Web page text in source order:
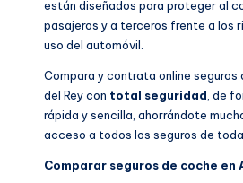
están diseñados para proteger al
pasajeros y a terceros frente a los
uso del automóvil.
Compara y contrata online seguros
del Rey con total seguridad , de
rápida y sencilla, ahorrándote
acceso a todos los seguros de
Comparar seguros de coche en